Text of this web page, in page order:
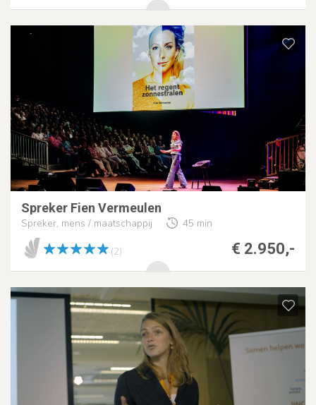
Spreker Fien Vermeulen
Spreker, mens / maatschappij 45 min
€ 2.950,-
(2)